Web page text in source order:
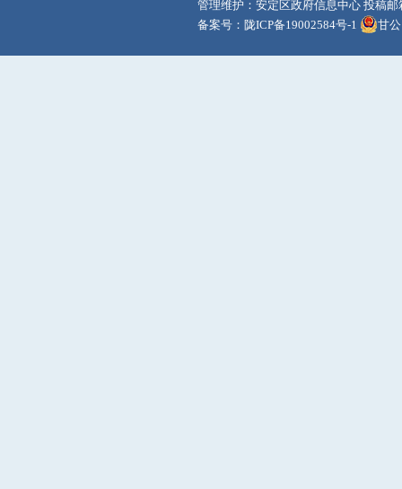
管理维护：安定区政府信息中心 投稿邮
备案号： 陇ICP备19002584号-1 甘